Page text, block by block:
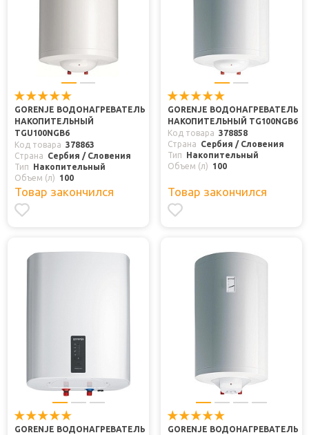
GORENJE ВОДОНАГРЕВАТЕЛЬ
НАКОПИТЕЛЬНЫЙ
TGU100NGB6
Код товара 378863
Страна
Сербия / Словения
Тип
Накопительный
Объем (л)
100
Товар закончился
GORENJE ВОДОНАГРЕВАТЕЛЬ
НАКОПИТЕЛЬНЫЙ TG100NGB6
Код товара 378858
Страна
Сербия / Словения
Тип
Накопительный
Объем (л)
100
Товар закончился
GORENJE ВОДОНАГРЕВАТЕЛЬ
GORENJE ВОДОНАГРЕВАТЕЛЬ